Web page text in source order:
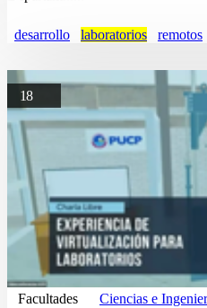
desarrollo laboratorios remotos
18
Facultades Ciencias e